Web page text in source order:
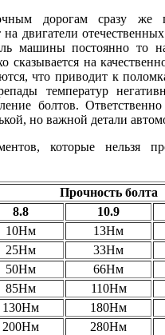
дорогам сразу же
на двигатели
машины постоянно то
сказывается на
что приводит к
температур
болтов.
но важной детали
которые нельзя
Прочность болта
8.8
10.9
10Нм 13Нм
25Нм 33Нм
50Нм 66Нм
85Нм 110Нм
130Нм 180Нм
200Нм 280Нм